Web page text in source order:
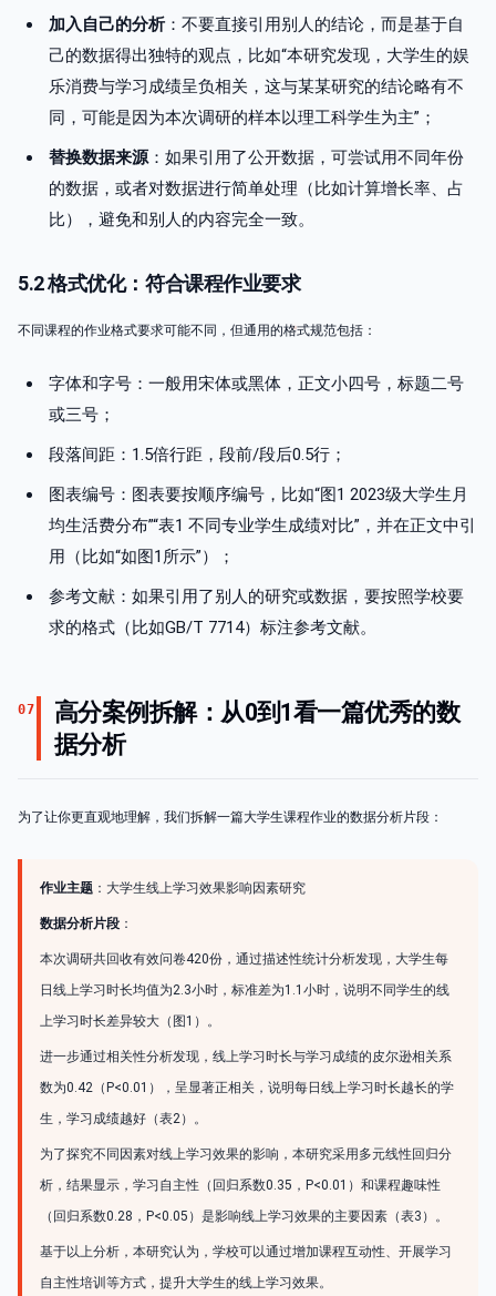
加入自己的分析：不要直接引用别人的结论，而是基于自
己的数据得出独特的观点，比如“本研究发现，大学生的娱
乐消费与学习成绩呈负相关，这与某某研究的结论略有不
同，可能是因为本次调研的样本以理工科学生为主”；
替换数据来源：如果引用了公开数据，可尝试用不同年份
的数据，或者对数据进行简单处理（比如计算增长率、占
比），避免和别人的内容完全一致。
5.2 格式优化：符合课程作业要求
不同课程的作业格式要求可能不同，但通用的格式规范包括：
字体和字号：一般用宋体或黑体，正文小四号，标题二号
或三号；
段落间距：1.5倍行距，段前/段后0.5行；
图表编号：图表要按顺序编号，比如“图1 2023级大学生月
均生活费分布”“表1 不同专业学生成绩对比”，并在正文中引
用（比如“如图1所示”）；
参考文献：如果引用了别人的研究或数据，要按照学校要
求的格式（比如GB/T 7714）标注参考文献。
07
高分案例拆解：从0到1看一篇优秀的数
据分析
为了让你更直观地理解，我们拆解一篇大学生课程作业的数据分析片段：
作业主题 ：大学生线上学习效果影响因素研究
数据分析片段 ：
本次调研共回收有效问卷420份，通过描述性统计分析发现，大学生每
日线上学习时长均值为2.3小时，标准差为1.1小时，说明不同学生的线
上学习时长差异较大（图1）。
进一步通过相关性分析发现，线上学习时长与学习成绩的皮尔逊相关系
数为0.42（P<0.01），呈显著正相关，说明每日线上学习时长越长的学
生，学习成绩越好（表2）。
为了探究不同因素对线上学习效果的影响，本研究采用多元线性回归分
析，结果显示，学习自主性（回归系数0.35，P<0.01）和课程趣味性
（回归系数0.28，P<0.05）是影响线上学习效果的主要因素（表3）。
基于以上分析，本研究认为，学校可以通过增加课程互动性、开展学习
自主性培训等方式，提升大学生的线上学习效果。